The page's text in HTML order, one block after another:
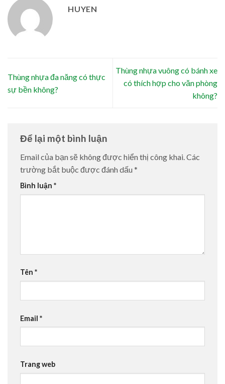
HUYEN
Thùng nhựa đa năng có thực
sự bền không?
Thùng nhựa vuông có bánh xe
có thích hợp cho văn phòng
không?
Để lại một bình luận
Email của bạn sẽ không được hiển thị công khai.Các
trường bắt buộc được đánh dấu *
Bình luận *
Tên *
Email *
Trang web